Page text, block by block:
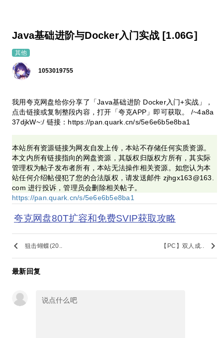
Java基础进阶与Docker入门实战 [1.06G]
其他
1053019755
我用夸克网盘给你分享了「Java基础进阶 Docker入门+实战」，
点击链接或复制整段内容，打开「夸克APP」即可获取。 /~4a8a
37djkW~:/ 链接：https://pan.quark.cn/s/5e6e6b5e8ba1
本站所有资源链接为网友自发上传，本站不存储任何实质资源。
本文内所有链接指向的网盘资源，其版权归版权方所有，其实际
管理权为帖子发布者所有，本站无法操作相关资源。如您认为本
站任何介绍帖侵犯了您的合法版权，请发送邮件 zjhgx163@163.
com 进行投诉，管理员会删除相关帖子。
https://pan.quark.cn/s/5e6e6b5e8ba1
夸克网盘80T扩容和免费SVIP获取攻略
keyboard_arrow_left 狙击蝴蝶(20.. 【PC】双人成.. keyboard_arrow_right
最新回复